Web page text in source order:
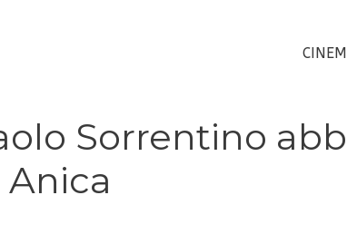
Sorrentino